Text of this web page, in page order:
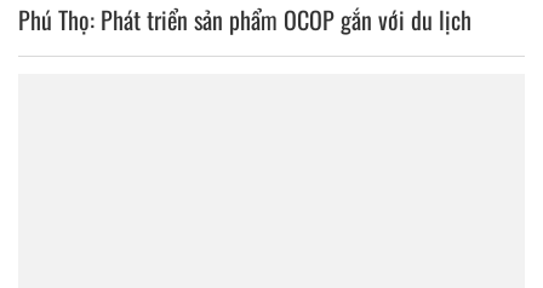
Phú Thọ: Phát triển sản phẩm OCOP gắn với du lịch